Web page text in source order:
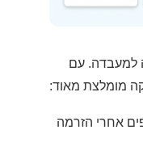
למעבדה. עם
מומלצת מאוד:
אחרי הזרמה